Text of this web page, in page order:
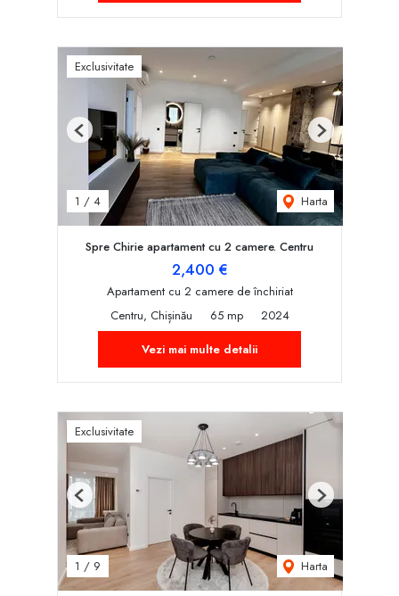
Exclusivitate
1 / 4 Harta
Previous Next
Spre Chirie apartament cu 2 camere. Centru
2,400 €
Apartament cu 2 camere de închiriat
Centru, Chișinău
65 mp
2024
Vezi mai multe detalii
Exclusivitate
1 / 9 Harta
Previous Next